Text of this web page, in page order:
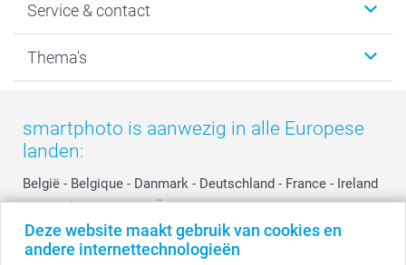
Deze website maakt gebruik van cookies en
andere internettechnologieën
Fotocadeaus
Kaarten
Vacatures
Bestelproces
Privacy
Cookiebeleid
Reviews
Prijslijst
Investor Relations
Service & contact
Tevredenheidsgarantie
smartbonus
smartfriends
service@smartphoto.nl
Affiliate partnerprogramma
Partnerships
Influencer partnerprogramma
Thema's
Moederdag
Vaderdag
Huwelijk
smartphoto is aanwezig in alle Europese
landen:
België - Belgique - Danmark - Deutschland - France - Ireland
- Nederland - Norge - Österreich - Schweiz - Suisse -
Switzerland - Suomi - Sverige - United Kingdom -
Other Countries